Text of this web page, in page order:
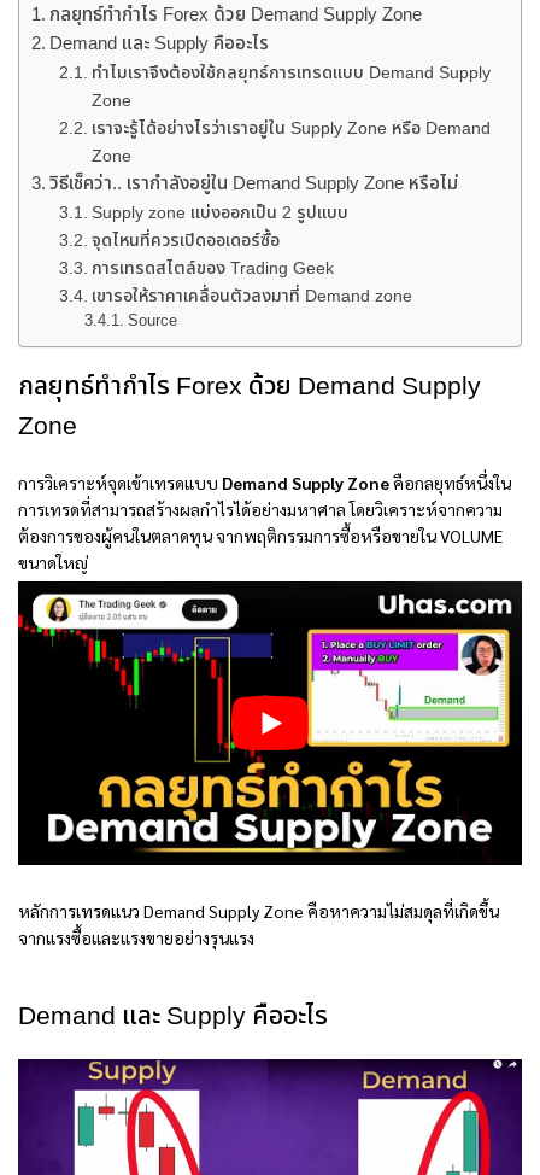
กลยุทธ์ทำกำไร Forex ด้วย Demand Supply Zone
Demand และ Supply คืออะไร
ทำไมเราจึงต้องใช้กลยุทธ์การเทรดแบบ Demand Supply
Zone
เราจะรู้ได้อย่างไรว่าเราอยู่ใน Supply Zone หรือ Demand
Zone
วิธีเช็คว่า.. เรากำลังอยู่ใน Demand Supply Zone หรือไม่
Supply zone แบ่งออกเป็น 2 รูปแบบ
จุดไหนที่ควรเปิดออเดอร์ซื้อ
การเทรดสไตล์ของ Trading Geek
เขารอให้ราคาเคลื่อนตัวลงมาที่ Demand zone
Source
กลยุทธ์ทำกำไร Forex ด้วย Demand Supply
Zone
การวิเคราะห์จุดเข้าเทรดแบบ Demand Supply Zoneคือกลยุทธ์หนึ่งใน
การเทรดที่สามารถสร้างผลกำไรได้อย่างมหาศาล โดยวิเคราะห์จากความ
ต้องการของผู้คนในตลาดทุน จากพฤติกรรมการซื้อหรือขายใน VOLUME
ขนาดใหญ่
หลักการเทรดแนว Demand Supply Zone คือหาความไม่สมดุลที่เกิดขึ้น
จากแรงซื้อและแรงขายอย่างรุนแรง
Demand และ Supply คืออะไร